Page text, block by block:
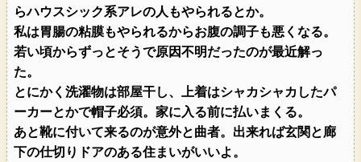
らハウスシック系アレの人もやられるとか。
私は胃腸の粘膜もやられるからお腹の調子も悪くなる。
若い頃からずっとそうで原因不明だったのが最近解っ
た。
とにかく洗濯物は部屋干し、上着はシャカシャカしたパ
ーカーとかで帽子必須。家に入る前に払いまくる。
あと靴に付いて来るのが意外と曲者。出来れば玄関と廊
下の仕切りドアのある住まいがいいよ。